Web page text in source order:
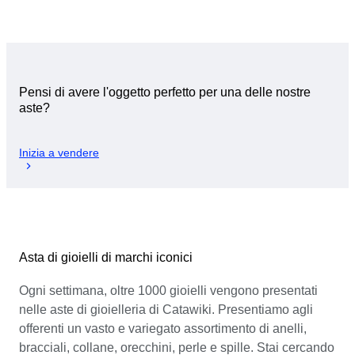
Pensi di avere l'oggetto perfetto per una delle nostre
aste?
Inizia a vendere
Asta di gioielli di marchi iconici
Ogni settimana, oltre 1000 gioielli vengono presentati
nelle aste di gioielleria di Catawiki. Presentiamo agli
offerenti un vasto e variegato assortimento di anelli,
bracciali, collane, orecchini, perle e spille. Stai cercando